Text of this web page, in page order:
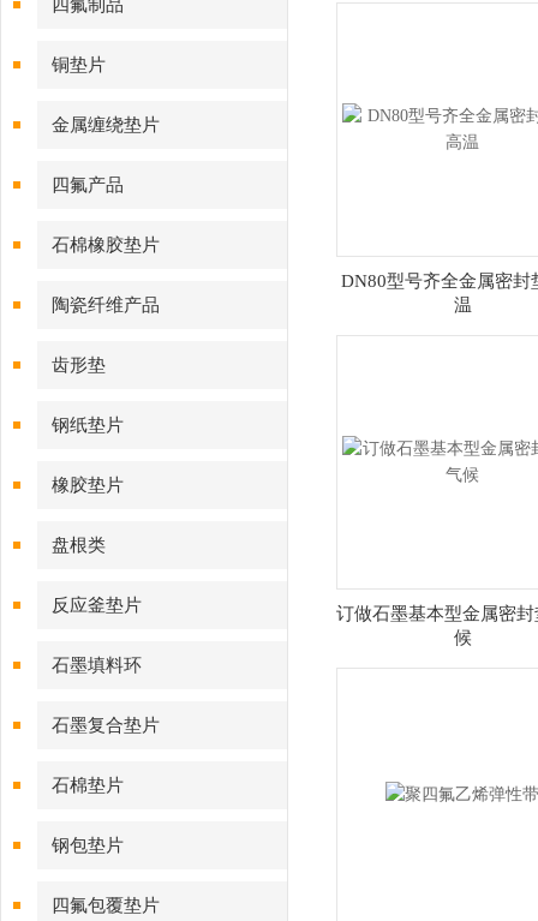
四氟制品
铜垫片
金属缠绕垫片
四氟产品
石棉橡胶垫片
陶瓷纤维产品
齿形垫
钢纸垫片
橡胶垫片
盘根类
反应釜垫片
石墨填料环
石墨复合垫片
石棉垫片
钢包垫片
四氟包覆垫片
DN80型号齐全金属密封
温
订做石墨基本型金属密
候